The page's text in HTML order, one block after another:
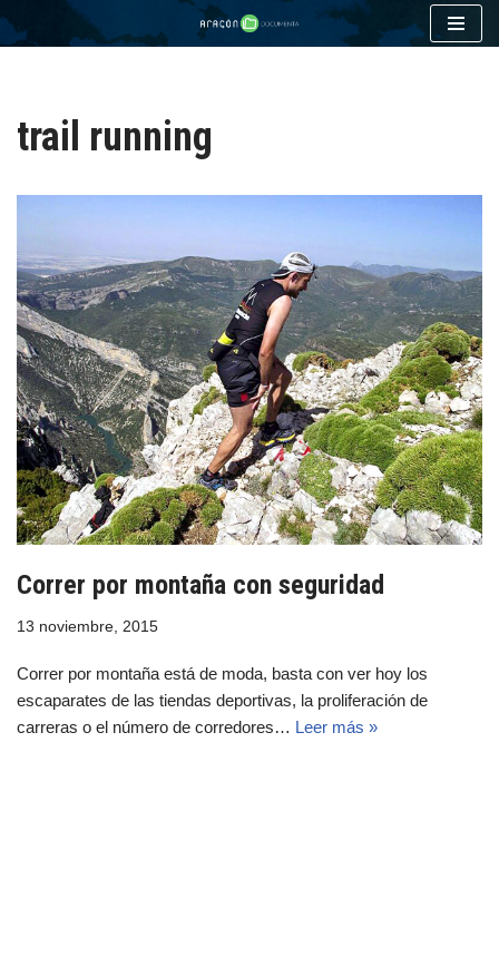
trail running
Correr por montaña con seguridad
13 noviembre, 2015
Correr por montaña está de moda, basta con ver hoy los
escaparates de las tiendas deportivas, la proliferación de
carreras o el número de corredores… Leer más »